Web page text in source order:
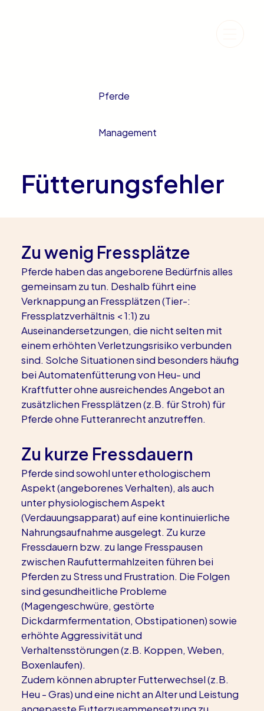
Pferde
Management
Fütterungsfehler
Zu wenig Fressplätze
Pferde haben das angeborene Bedürfnis alles
gemeinsam zu tun. Deshalb führt eine
Verknappung an Fressplätzen (Tier-:
Fressplatzverhältnis < 1:1) zu
Auseinandersetzungen, die nicht selten mit
einem erhöhten Verletzungsrisiko verbunden
sind. Solche Situationen sind besonders häufig
bei Automatenfütterung von Heu- und
Kraftfutter ohne ausreichendes Angebot an
zusätzlichen Fressplätzen (z.B. für Stroh) für
Pferde ohne Futteranrecht anzutreffen.
Zu kurze Fressdauern
Pferde sind sowohl unter ethologischem
Aspekt (angeborenes Verhalten), als auch
unter physiologischem Aspekt
(Verdauungsapparat) auf eine kontinuierliche
Nahrungsaufnahme ausgelegt. Zu kurze
Fressdauern bzw. zu lange Fresspausen
zwischen Raufuttermahlzeiten führen bei
Pferden zu Stress und Frustration. Die Folgen
sind gesundheitliche Probleme
(Magengeschwüre, gestörte
Dickdarmfermentation, Obstipationen) sowie
erhöhte Aggressivität und
Verhaltensstörungen (z.B. Koppen, Weben,
Boxenlaufen).
Zudem können abrupter Futterwechsel (z.B.
Heu - Gras) und eine nicht an Alter und Leistung